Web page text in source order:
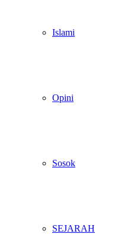
Islami
Opini
Sosok
SEJARAH